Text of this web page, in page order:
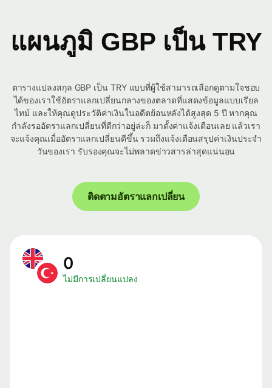
แผนภูมิ GBP เป็น TRY
ตารางแปลงสกุล GBP เป็น TRY แบบที่ผู้ใช้สามารถเลือกดูตามใจชอบ
ได้ของเราใช้อัตราแลกเปลี่ยนกลางของตลาดที่แสดงข้อมูลแบบเรียล
ไทม์ และให้คุณดูประวัติค่าเงินในอดีตย้อนหลังได้สูงสุด 5 ปี หากคุณ
กำลังรออัตราแลกเปลี่ยนที่ดีกว่าอยู่ล่ะก็ มาตั้งค่าแจ้งเตือนเลย แล้วเรา
จะแจ้งคุณเมื่ออัตราแลกเปลี่ยนดีขึ้น รวมถึงแจ้งเตือนสรุปค่าเงินประจำ
วันของเรา รับรองคุณจะไม่พลาดข่าวสารล่าสุดแน่นอน
ติดตามอัตราแลกเปลี่ยน
0
ไม่มีการเปลี่ยนแปลง